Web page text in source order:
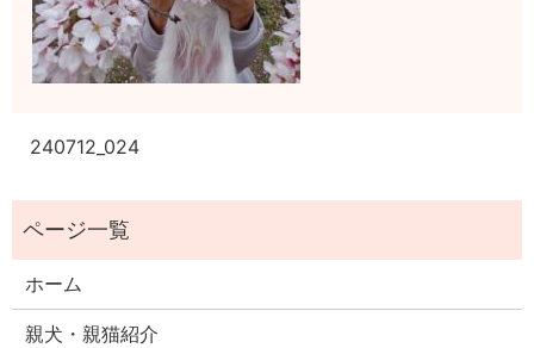
240712_024
ホーム
親犬・親猫紹介